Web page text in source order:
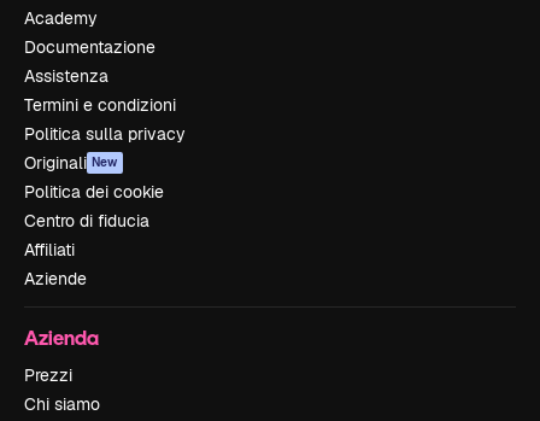
Academy
Documentazione
Assistenza
Termini e condizioni
Politica sulla privacy
Originali New
Politica dei cookie
Centro di fiducia
Affiliati
Aziende
Azienda
Prezzi
Chi siamo